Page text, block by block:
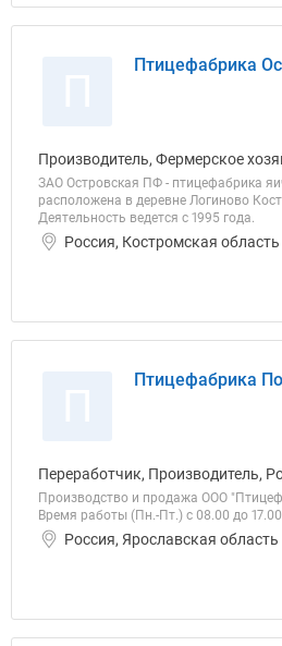
Птицефабрика
Производитель, Фермерское
ЗАО Островская ПФ - птицефабрика
расположена в деревне Логиново
Деятельность ведется с 1995 года.
Россия, Костромская
Птицефабрика
Переработчик, Производитель,
Производство и продажа ООО
Время работы (Пн.-Пт.) с 08.00 до
Россия, Ярославская